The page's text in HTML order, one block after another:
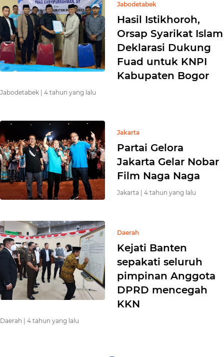
Jabodetabek
Hasil Istikhoroh,
Orsap Syarikat Islam
Deklarasi Dukung
Fuad untuk KNPI
Kabupaten Bogor
Jabodetabek | 4 tahun yang lalu
Jakarta
Partai Gelora
Jakarta Gelar Nobar
Film Naga Naga
Jakarta | 4 tahun yang lalu
Daerah
Kejati Banten
sepakati seluruh
pimpinan Anggota
DPRD mencegah
KKN
Daerah | 4 tahun yang lalu